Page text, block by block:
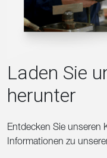
Laden Sie
herunter
Entdecken Sie unseren
Informationen zu